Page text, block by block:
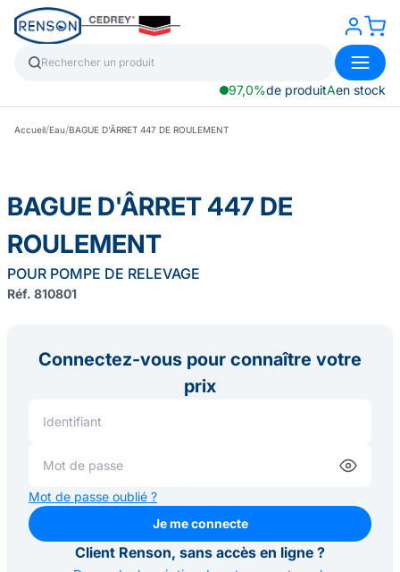
97,0%de produitAen stock
Accueil/Eau/BAGUE D'ÂRRET 447 DE ROULEMENT
BAGUE D'ÂRRET 447 DE
ROULEMENT
POUR POMPE DE RELEVAGE
Réf. 810801
Connectez-vous pour connaître votre
prix
Mot de passe oublié ?
Je me connecte
Je me connecte
Client Renson, sans accès en ligne ?